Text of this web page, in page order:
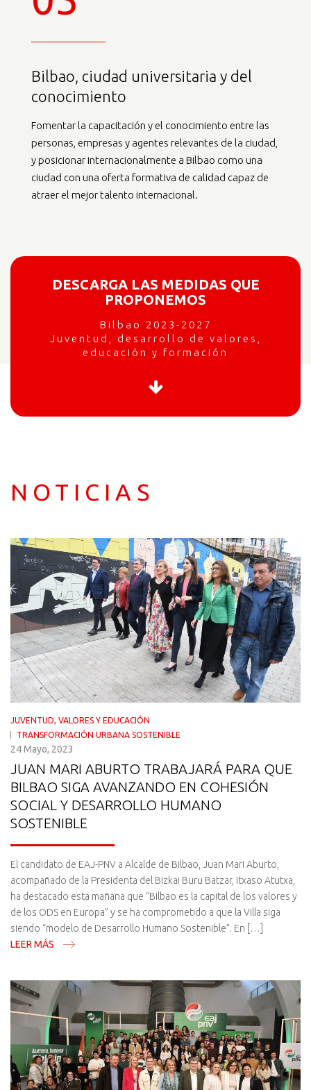
Bilbao, ciudad universitaria y del
conocimiento
Fomentar la capacitación y el conocimiento entre las
personas, empresas y agentes relevantes de la ciudad,
y posicionar internacionalmente a Bilbao como una
ciudad con una oferta formativa de calidad capaz de
atraer el mejor talento internacional.
DESCARGA LAS MEDIDAS QUE
PROPONEMOS
Bilbao 2023-2027
Juventud, desarrollo de valores,
educación y formación
NOTICIAS
JUVENTUD, VALORES Y EDUCACIÓN
TRANSFORMACIÓN URBANA SOSTENIBLE
24 Mayo, 2023
JUAN MARI ABURTO TRABAJARÁ PARA QUE
BILBAO SIGA AVANZANDO EN COHESIÓN
SOCIAL Y DESARROLLO HUMANO
SOSTENIBLE
El candidato de EAJ-PNV a Alcalde de Bilbao, Juan Mari Aburto,
acompañado de la Presidenta del Bizkai Buru Batzar, Itxaso Atutxa,
ha destacado esta mañana que “Bilbao es la capital de los valores y
de los ODS en Europa” y se ha comprometido a que la Villa siga
siendo “modelo de Desarrollo Humano Sostenible”. En […]
LEER MÁS